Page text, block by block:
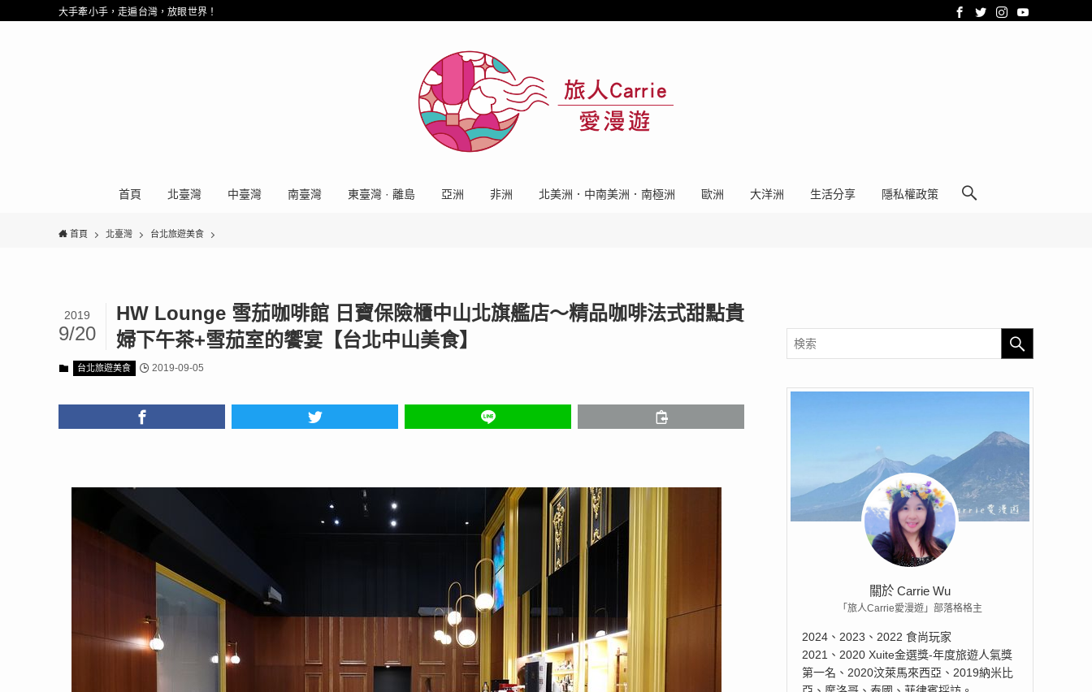
大手牽小手，走遍台灣，放眼世界！
首頁 北臺灣 中臺灣 南臺灣 東臺灣 · 離島 亞洲 非洲 北美洲．中南美洲．南極洲 歐洲 大洋洲 生活分享 隱私權政策
首頁 北臺灣 台北旅遊美食
HW Lounge 雪茄咖啡館 日寶保險櫃中山北旗艦店〜精品咖啡法式甜點貴
婦下午茶+雪茄室的饗宴【台北中山美食】
2019
9/20
台北旅遊美食 2019-09-05
關於 Carrie Wu
「旅人Carrie愛漫遊」部落格格主
2024、2023、2022 食尚玩家
2021、2020 Xuite金選獎-年度旅遊人氣獎
第一名、2020汶萊馬來西亞、2019納米比